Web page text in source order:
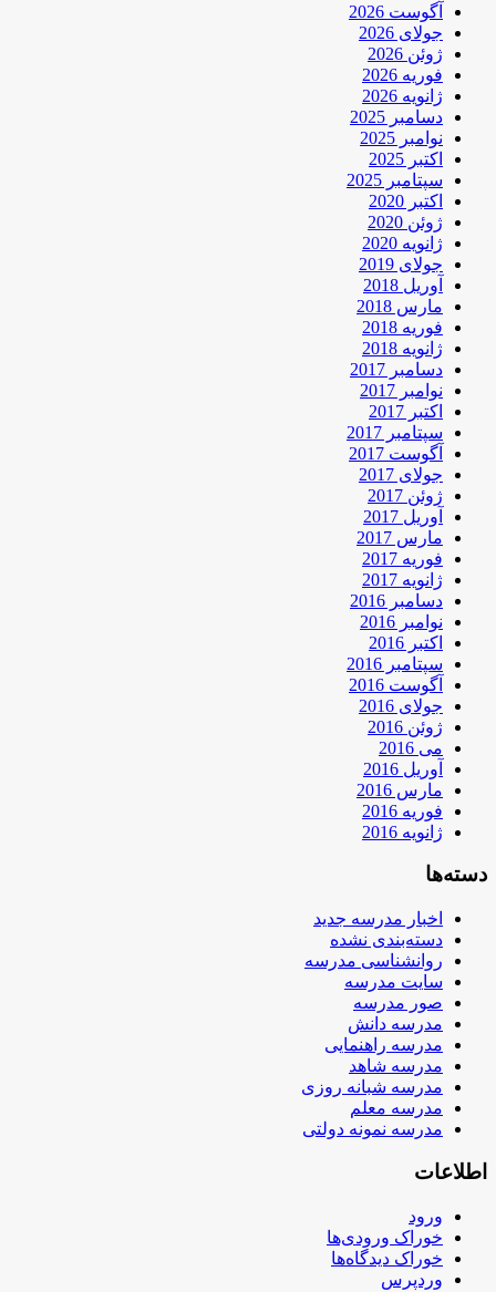
آگوست 2026
جولای 2026
ژوئن 2026
فوریه 2026
ژانویه 2026
دسامبر 2025
نوامبر 2025
اکتبر 2025
سپتامبر 2025
اکتبر 2020
ژوئن 2020
ژانویه 2020
جولای 2019
آوریل 2018
مارس 2018
فوریه 2018
ژانویه 2018
دسامبر 2017
نوامبر 2017
اکتبر 2017
سپتامبر 2017
آگوست 2017
جولای 2017
ژوئن 2017
آوریل 2017
مارس 2017
فوریه 2017
ژانویه 2017
دسامبر 2016
نوامبر 2016
اکتبر 2016
سپتامبر 2016
آگوست 2016
جولای 2016
ژوئن 2016
می 2016
آوریل 2016
مارس 2016
فوریه 2016
ژانویه 2016
دسته‌ها
اخبار مدرسه جدید
دسته‌بندی نشده
روانشناسی مدرسه
سایت مدرسه
صور مدرسه
مدرسه دانش
مدرسه راهنمایی
مدرسه شاهد
مدرسه شبانه روزی
مدرسه معلم
مدرسه نمونه دولتی
اطلاعات
ورود
خوراک ورودی‌ها
خوراک دیدگاه‌ها
وردپرس